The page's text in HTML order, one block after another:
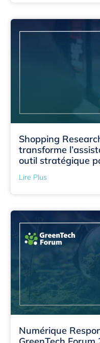
Shopping
transforme
outil stratégique
Lire Plus
Numérique